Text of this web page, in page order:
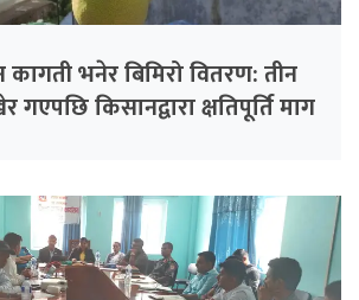
भनेर बिमिरो वितरण: तीन
किसानद्वारा क्षतिपूर्ति माग